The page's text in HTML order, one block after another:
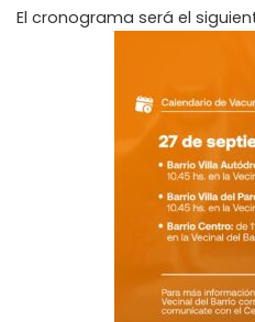
El cronograma será el